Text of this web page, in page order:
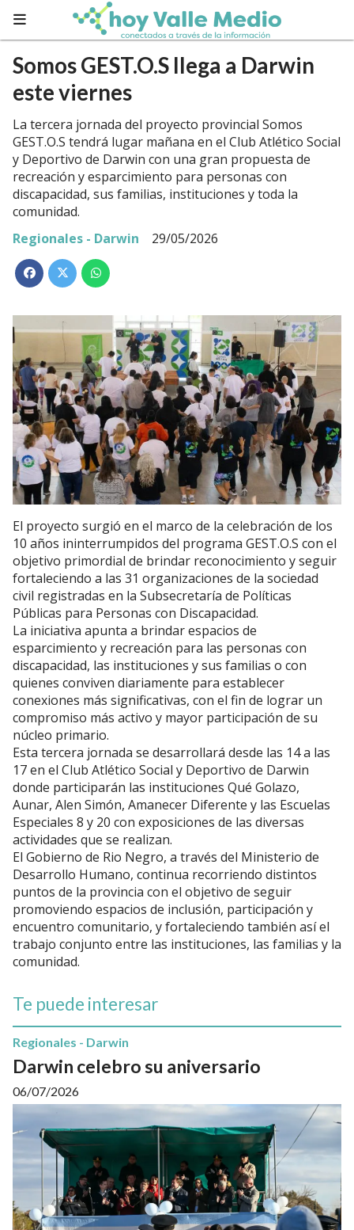
Somos GEST.O.S llega a Darwin
este viernes
La tercera jornada del proyecto provincial Somos
GEST.O.S tendrá lugar mañana en el Club Atlético Social
y Deportivo de Darwin con una gran propuesta de
recreación y esparcimiento para personas con
discapacidad, sus familias, instituciones y toda la
comunidad.
Regionales - Darwin
29/05/2026
El proyecto surgió en el marco de la celebración de los
10 años ininterrumpidos del programa GEST.O.S con el
objetivo primordial de brindar reconocimiento y seguir
fortaleciendo a las 31 organizaciones de la sociedad
civil registradas en la Subsecretaría de Políticas
Públicas para Personas con Discapacidad.
La iniciativa apunta a brindar espacios de
esparcimiento y recreación para las personas con
discapacidad, las instituciones y sus familias o con
quienes conviven diariamente para establecer
conexiones más significativas, con el fin de lograr un
compromiso más activo y mayor participación de su
núcleo primario.
Esta tercera jornada se desarrollará desde las 14 a las
17 en el Club Atlético Social y Deportivo de Darwin
donde participarán las instituciones Qué Golazo,
Aunar, Alen Simón, Amanecer Diferente y las Escuelas
Especiales 8 y 20 con exposiciones de las diversas
actividades que se realizan.
El Gobierno de Rio Negro, a través del Ministerio de
Desarrollo Humano, continua recorriendo distintos
puntos de la provincia con el objetivo de seguir
promoviendo espacios de inclusión, participación y
encuentro comunitario, y fortaleciendo también así el
trabajo conjunto entre las instituciones, las familias y la
comunidad.
Te puede interesar
Darwin celebro su aniversario
Regionales - Darwin
06/07/2026